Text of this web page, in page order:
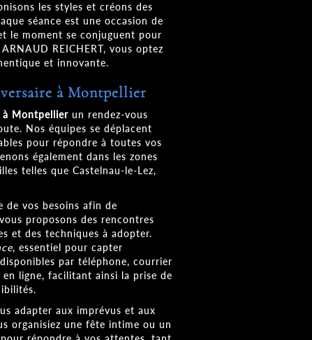
les styles et créons des
séance est une occasion de
le moment se conjuguent pour
REICHERT, vous optez
et innovante.
à Montpellier
à Montpellier un rendez-vous
Nos équipes se déplacent
pour répondre à toutes vos
également dans les zones
telles que Castelnau-le-Lez,
de vos besoins afin de
proposons des rencontres
et des techniques à adopter.
, essentiel pour capter
par téléphone, courrier
ligne, facilitant ainsi la prise de
adapter aux imprévus et aux
organisiez une fête intime ou un